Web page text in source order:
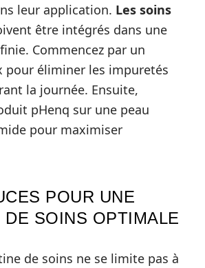
leur application. Les soins
être intégrés dans une
Commencez par un
pour éliminer les impuretés
la journée. Ensuite,
pHenq sur une peau
pour maximiser
POUR UNE
DE SOINS OPTIMALE
de soins ne se limite pas à